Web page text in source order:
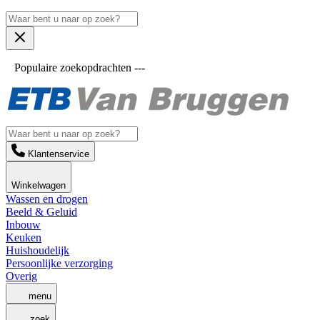
Populaire zoekopdrachten ---
Klantenservice
Winkelwagen
Wassen en drogen
Beeld & Geluid
Inbouw
Keuken
Huishoudelijk
Persoonlijke verzorging
Overig
menu